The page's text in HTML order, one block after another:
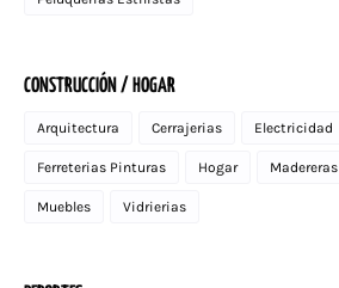
CONSTRUCCIÓN / HOGAR
Arquitectura Cerrajerias Electricidad
Ferreterias Pinturas Hogar Madereras
Muebles Vidrierias